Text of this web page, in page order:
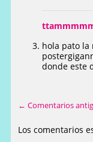
hola pato la
donde este
← Comentarios
Los comentarios